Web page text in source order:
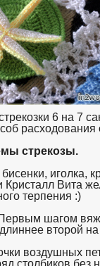
6 на 7
расходования
стрекозы.
иголка,
Кристалл Вита
терпения :)
Первым шагом
второй на
воздушных
столбиков без